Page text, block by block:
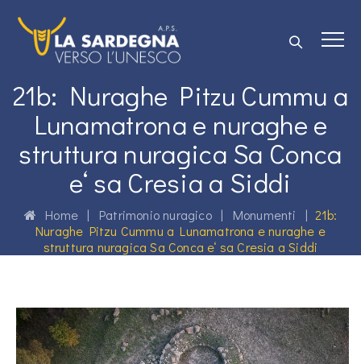
21b: Nuraghe Pitzu Cummu a
Lunamatrona e nuraghe e
struttura nuragica Sa Conca
e‘ sa Cresia a Siddi
Home| Patrimonio nuragico| Monumenti | 21b:
Nuraghe Pitzu Cummu a Lunamatrona e nuraghe e
struttura nuragica Sa Conca e‘ sa Cresia a Siddi